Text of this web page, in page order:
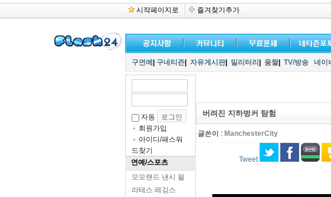
시작페이지로 즐겨찾기추가
구연예 구네티즌 자유게시판| 밀리터리 움짤| TV/방송 네이
자동
회원가입
아이디/패스워
드찾기
연예/스포츠
모모랜드 낸시 필
라테스 레깅스
버려진 지하벙커 탐험
글쓴이 : ManchesterCity
Tweet